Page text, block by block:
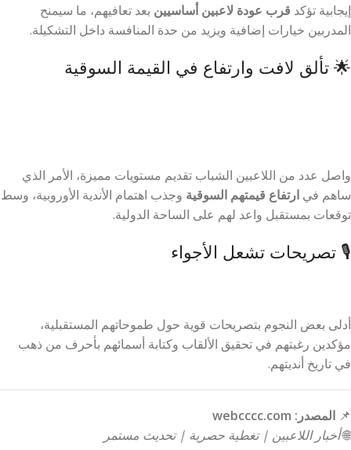
إيجابية تؤكد قرب عودة لاعبين أساسيين بعد تعافيهم، ما سيمنح
المدربين خيارات إضافية ويزيد من حدة المنافسة داخل التشكيلة.
🌟 تألق لافت وارتفاع في القيمة السوقية
واصل عدد من اللاعبين الشباب تقديم مستويات مميزة، الأمر الذي
ساهم في ارتفاع قيمتهم السوقية وجذب اهتمام الأندية الأوروبية، وسط
توقعات بمستقبل واعد لهم على الساحة الدولية.
🎙️ تصريحات تشعل الأجواء
أدلى بعض النجوم بتصريحات قوية حول طموحاتهم المستقبلية،
مؤكدين رغبتهم في تحقيق الألقاب وكتابة أسمائهم بأحرف من ذهب
في تاريخ أنديتهم.
📌 المصدر: webcccc.com
🌐أخبار اللاعبين | تغطية حصرية | تحديث مستمر